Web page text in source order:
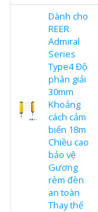
Dành cho
REER
Admiral
Series
Type4 Độ
phân giải
30mm
Khoảng
cách cảm
biến 18m
Chiều cao
bảo vệ
Gương
rèm đèn
an toàn
Thay thế